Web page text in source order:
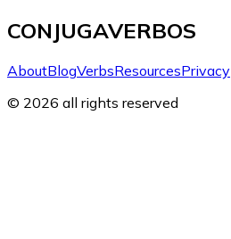
CONJUGAVERBOS
AboutBlogVerbsResourcesPrivacy
© 2026 all rights reserved